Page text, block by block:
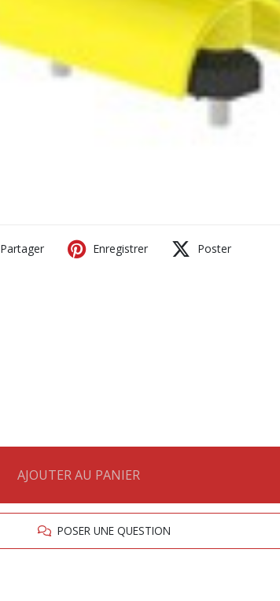
Partager Enregistrer Poster
AJOUTER AU PANIER
POSER UNE QUESTION